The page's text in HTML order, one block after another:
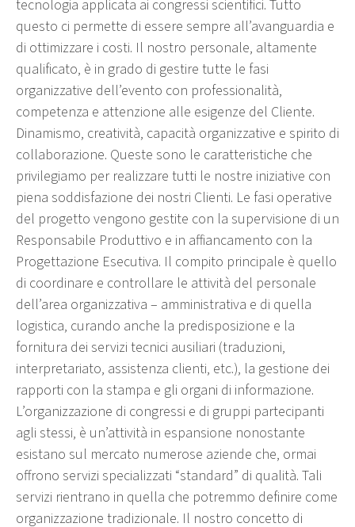
tecnologia applicata ai congressi scientifici. Tutto
questo ci permette di essere sempre all’avanguardia e
di ottimizzare i costi. Il nostro personale, altamente
qualificato, è in grado di gestire tutte le fasi
organizzative dell’evento con professionalità,
competenza e attenzione alle esigenze del Cliente.
Dinamismo, creatività, capacità organizzative e spirito di
collaborazione. Queste sono le caratteristiche che
privilegiamo per realizzare tutti le nostre iniziative con
piena soddisfazione dei nostri Clienti. Le fasi operative
del progetto vengono gestite con la supervisione di un
Responsabile Produttivo e in affiancamento con la
Progettazione Esecutiva. Il compito principale è quello
di coordinare e controllare le attività del personale
dell’area organizzativa – amministrativa e di quella
logistica, curando anche la predisposizione e la
fornitura dei servizi tecnici ausiliari (traduzioni,
interpretariato, assistenza clienti, etc.), la gestione dei
rapporti con la stampa e gli organi di informazione.
L’organizzazione di congressi e di gruppi partecipanti
agli stessi, è un’attività in espansione nonostante
esistano sul mercato numerose aziende che, ormai
offrono servizi specializzati “standard” di qualità. Tali
servizi rientrano in quella che potremmo definire come
organizzazione tradizionale. Il nostro concetto di